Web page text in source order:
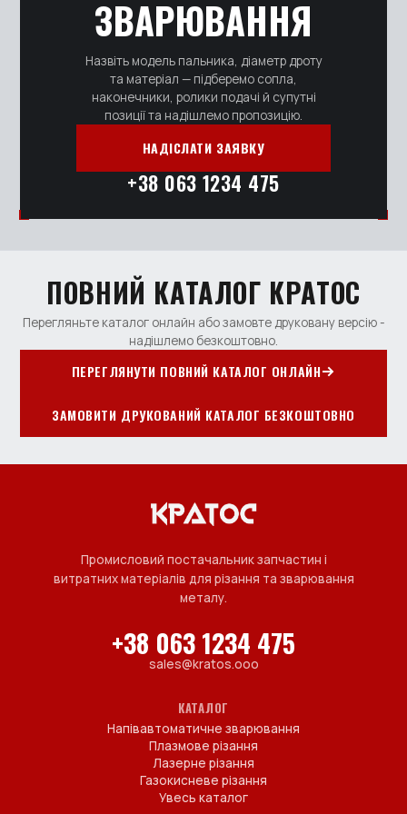
ЗВАРЮВАННЯ
Назвіть модель пальника, діаметр дроту
та матеріал — підберемо сопла,
наконечники, ролики подачі й супутні
позиції та надішлемо пропозицію.
НАДІСЛАТИ ЗАЯВКУ
+38 063 1234 475
ПОВНИЙ КАТАЛОГ КРАТОС
Перегляньте каталог онлайн або замовте друковану версію -
надішлемо безкоштовно.
ПЕРЕГЛЯНУТИ ПОВНИЙ КАТАЛОГ ОНЛАЙН
ЗАМОВИТИ ДРУКОВАНИЙ КАТАЛОГ БЕЗКОШТОВНО
Промисловий постачальник запчастин і
витратних матеріалів для різання та зварювання
металу.
+38 063 1234 475
sales@kratos.ooo
КАТАЛОГ
Напівавтоматичне зварювання
Плазмове різання
Лазерне різання
Газокисневе різання
Увесь каталог